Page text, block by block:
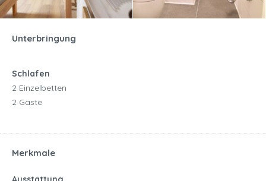
Unterbringung
Schlafen
2 Einzelbetten
2 Gäste
Merkmale